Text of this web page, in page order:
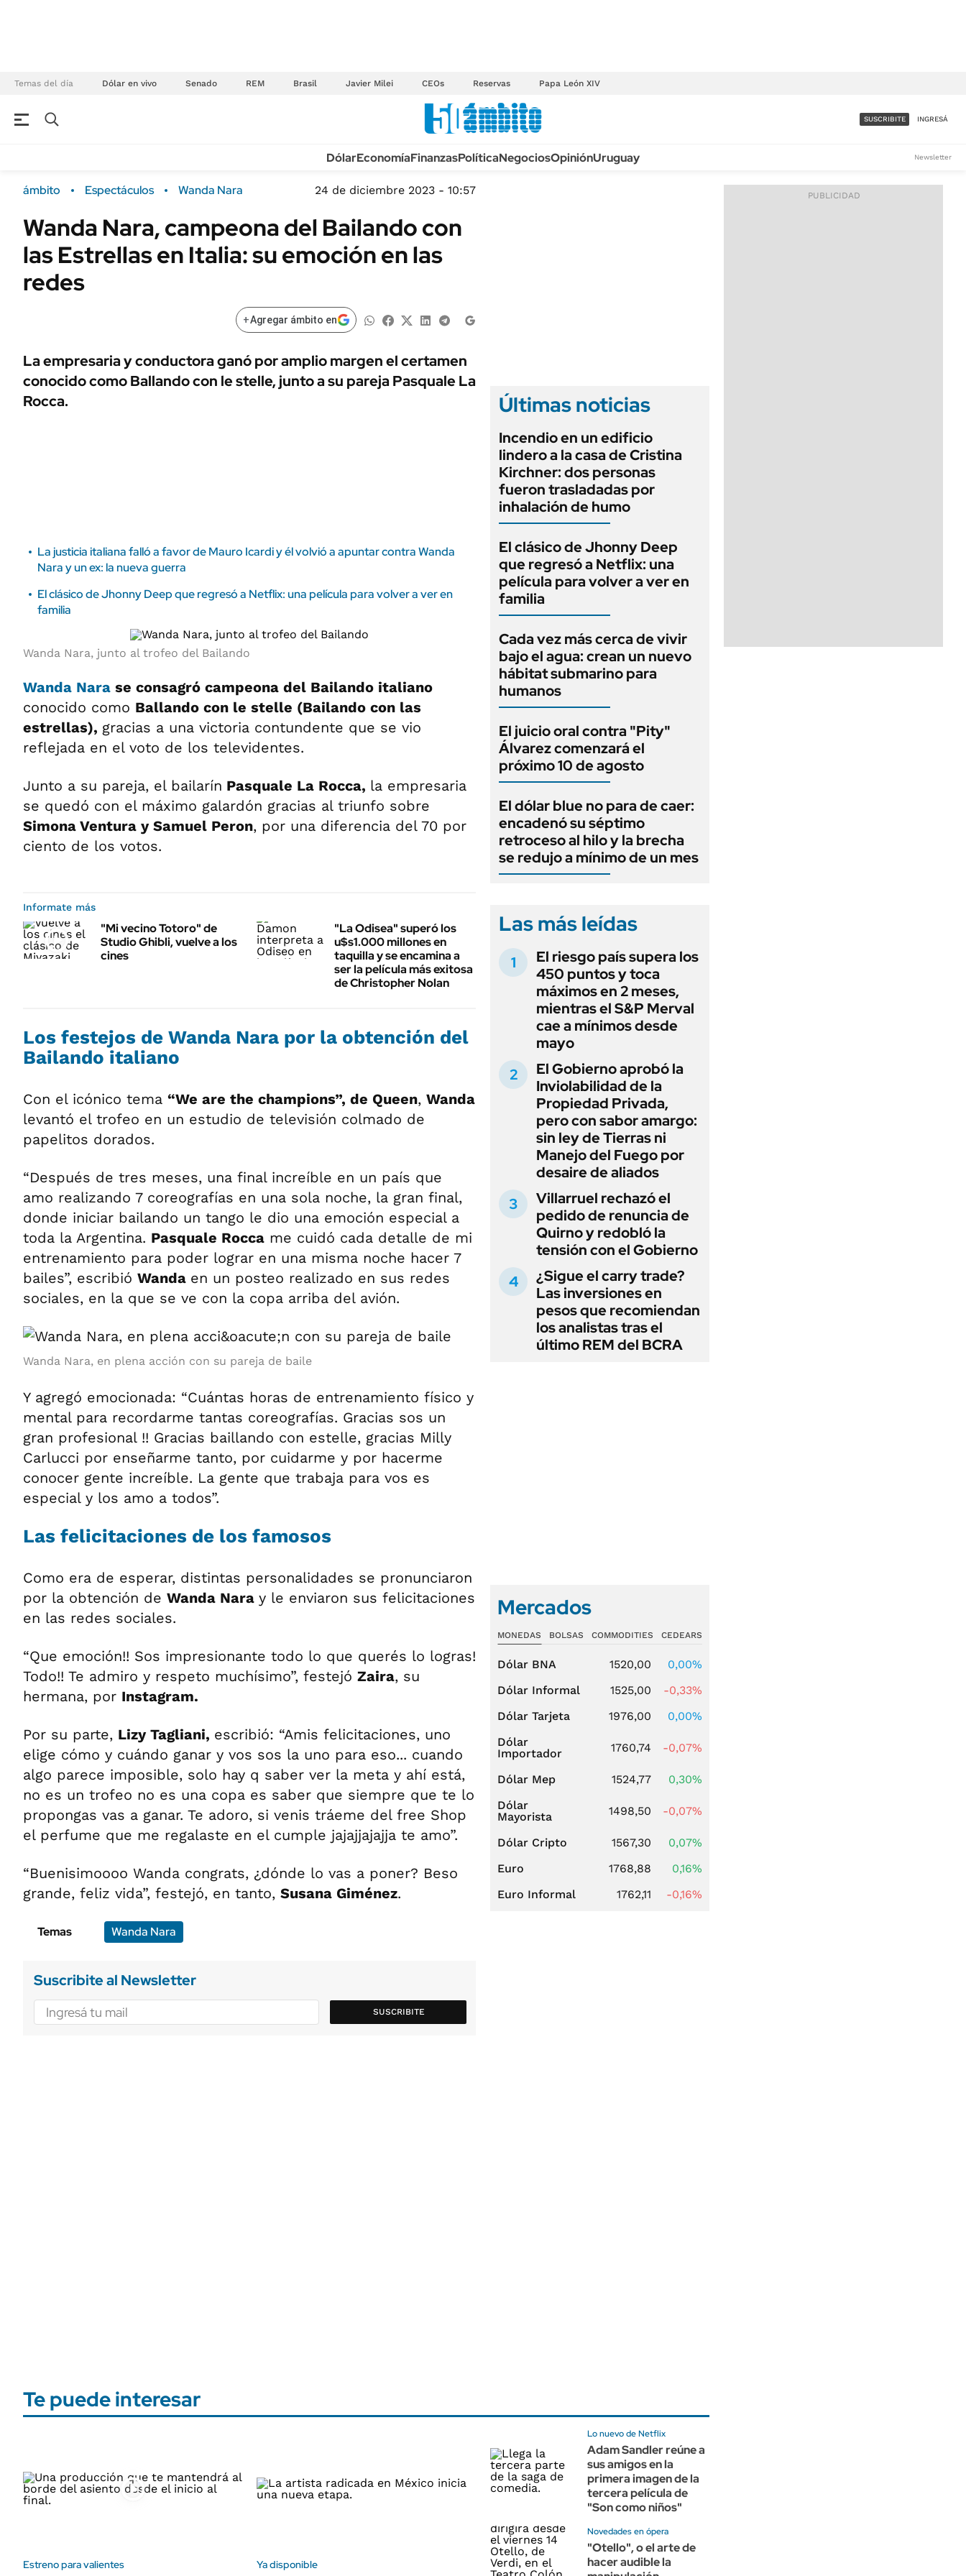
Temas del día Dólar en vivo Senado REM Brasil Javier Milei CEOs Reservas Papa León XIV
Campo
FINANZAS
Dólar
Sustentabilidad
Seguros
URUGUAY
TECNOLOGÍA
MÉXICO
MUNDO
INFORMACIÓN GENERAL
AUTOS
ACCESO FULL - $1.800/MES
SUSCRIBITE INGRESÁ
DólarEconomíaFinanzasPolíticaNegociosOpiniónUruguay Newsletter
ámbito Espectáculos Wanda Nara 24 de diciembre 2023 - 10:57
Wanda Nara, campeona del Bailando con
las Estrellas en Italia: su emoción en las
redes
+Agregar ámbito en
La empresaria y conductora ganó por amplio margen el certamen
conocido como Ballando con le stelle, junto a su pareja Pasquale La
Rocca.
La justicia italiana falló a favor de Mauro Icardi y él volvió a apuntar contra Wanda
Nara y un ex: la nueva guerra
El clásico de Jhonny Deep que regresó a Netflix: una película para volver a ver en
familia
Wanda Nara, junto al trofeo del Bailando
Wanda Nara se consagró campeona del Bailando italiano
conocido como Ballando con le stelle (Bailando con las
estrellas), gracias a una victoria contundente que se vio
reflejada en el voto de los televidentes.
Junto a su pareja, el bailarín Pasquale La Rocca, la empresaria
se quedó con el máximo galardón gracias al triunfo sobre
Simona Ventura y Samuel Peron, por una diferencia del 70 por
ciento de los votos.
Informate más
"Mi vecino Totoro" de
Studio Ghibli, vuelve a los
cines
"La Odisea" superó los
u$s1.000 millones en
taquilla y se encamina a
ser la película más exitosa
de Christopher Nolan
Los festejos de Wanda Nara por la obtención del
Bailando italiano
Con el icónico tema “We are the champions”, de Queen, Wanda
levantó el trofeo en un estudio de televisión colmado de
papelitos dorados.
“Después de tres meses, una final increíble en un país que
amo realizando 7 coreografías en una sola noche, la gran final,
donde iniciar bailando un tango le dio una emoción especial a
toda la Argentina. Pasquale Rocca me cuidó cada detalle de mi
entrenamiento para poder lograr en una misma noche hacer 7
bailes”, escribió Wanda en un posteo realizado en sus redes
sociales, en la que se ve con la copa arriba del avión.
Wanda Nara, en plena acción con su pareja de baile
Y agregó emocionada: “Cuántas horas de entrenamiento físico y
mental para recordarme tantas coreografías. Gracias sos un
gran profesional !! Gracias baillando con estelle, gracias Milly
Carlucci por enseñarme tanto, por cuidarme y por hacerme
conocer gente increíble. La gente que trabaja para vos es
especial y los amo a todos”.
Las felicitaciones de los famosos
Como era de esperar, distintas personalidades se pronunciaron
por la obtención de Wanda Nara y le enviaron sus felicitaciones
en las redes sociales.
“Que emoción!! Sos impresionante todo lo que querés lo logras!
Todo!! Te admiro y respeto muchísimo”, festejó Zaira, su
hermana, por Instagram.
Por su parte, Lizy Tagliani, escribió: “Amis felicitaciones, uno
elige cómo y cuándo ganar y vos sos la uno para eso... cuando
algo parece imposible, solo hay q saber ver la meta y ahí está,
no es un trofeo no es una copa es saber que siempre que te lo
propongas vas a ganar. Te adoro, si venis tráeme del free Shop
el perfume que me regalaste en el cumple jajajjajajja te amo”.
“Buenisimoooo Wanda congrats, ¿dónde lo vas a poner? Beso
grande, feliz vida”, festejó, en tanto, Susana Giménez.
Temas Wanda Nara
Suscribite al Newsletter
SUSCRIBITE
Últimas noticias
Incendio en un edificio
lindero a la casa de Cristina
Kirchner: dos personas
fueron trasladadas por
inhalación de humo
El clásico de Jhonny Deep
que regresó a Netflix: una
película para volver a ver en
familia
Cada vez más cerca de vivir
bajo el agua: crean un nuevo
hábitat submarino para
humanos
El juicio oral contra "Pity"
Álvarez comenzará el
próximo 10 de agosto
El dólar blue no para de caer:
encadenó su séptimo
retroceso al hilo y la brecha
se redujo a mínimo de un mes
Las más leídas
El riesgo país supera los
450 puntos y toca
máximos en 2 meses,
mientras el S&P Merval
cae a mínimos desde
mayo
El Gobierno aprobó la
Inviolabilidad de la
Propiedad Privada,
pero con sabor amargo:
sin ley de Tierras ni
Manejo del Fuego por
desaire de aliados
Villarruel rechazó el
pedido de renuncia de
Quirno y redobló la
tensión con el Gobierno
¿Sigue el carry trade?
Las inversiones en
pesos que recomiendan
los analistas tras el
último REM del BCRA
Mercados
MONEDAS BOLSAS COMMODITIES CEDEARS
Dólar BNA 1520,00
0,00%
Dólar Informal
1525,00
-0,33%
Dólar Tarjeta
1976,00
0,00%
Dólar
Importador
1760,74 -0,07%
Dólar Mep 1524,77
0,30%
Dólar
Mayorista
1498,50 -0,07%
Dólar Cripto 1567,30
0,07%
Euro
1768,88
0,16%
Euro Informal
1762,11 -0,16%
Te puede interesar
Estreno para valientes Ya disponible
Lo nuevo de Netflix
Adam Sandler reúne a
sus amigos en la
primera imagen de la
tercera película de
"Son como niños"
Novedades en ópera
"Otello", o el arte de
hacer audible la